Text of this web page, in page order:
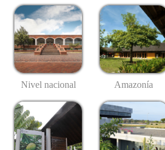
Nivel nacional Amazonía